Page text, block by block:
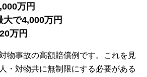
万円
で4,000万円
万円
物事故の高額賠償例です。これを見
・対物共に無制限にする必要がある